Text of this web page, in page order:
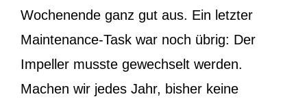
Wochenende ganz gut aus. Ein letzter
Maintenance-Task war noch übrig: Der
Impeller musste gewechselt werden.
Machen wir jedes Jahr, bisher keine